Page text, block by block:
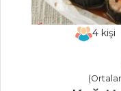
PASTA VE
TATLILAR
SOĞUK
4kişi